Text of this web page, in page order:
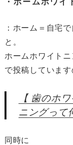
・ホームホワイ
：ホーム＝自宅
と。
ホームホワイト
で投稿していま
【 歯のホ
ニングって
同時に